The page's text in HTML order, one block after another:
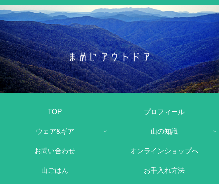
TOP
プロフィール
ウェア&ギア
山の知識
お問い合わせ
オンラインショップへ
山ごはん
お手入れ方法